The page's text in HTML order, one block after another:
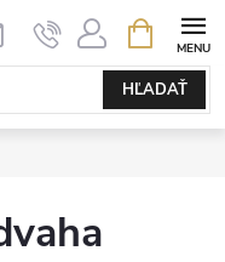
HĽADAŤ
KOŠÍK